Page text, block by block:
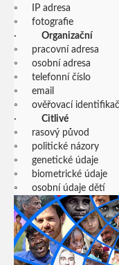
◦ IP adresa
◦ fotografie
· Organizační
◦ pracovní adresa
◦ osobní adresa
◦ telefonní číslo
◦ email
◦ ověřovací
· Citlivé
◦ rasový původ
◦ politické názory
◦ genetické údaje
◦ biometrické údaje
◦ osobní údaje dětí